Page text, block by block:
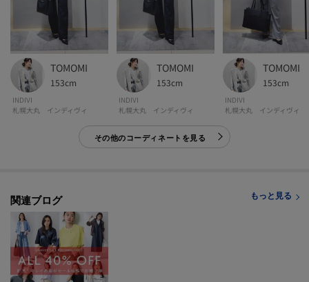
再入荷通知や、値下げ情報・在庫状況をメルマガにてお知らせ♪
マイページでお気に入り一覧をチェックでき、
自分だけのお買い物リストがつくれる♪
-・-・-・-・-・-・-・-・-・-・-・-・-・-・-・-・-・-・-・-・-・-
※照明の関係により、実際よりも色味が違って見える場合があります。また、
【生地詳細】
透け感：なし
伸縮性：ややあり
生地の厚み：普通
裏地：あり
TOMOMI
153cm
INDIVI
札幌大丸 インディヴィ
TOMOMI
153cm
INDIVI
札幌大丸 インディヴィ
TOMOMI
153cm
INDIVI
札幌大丸 インディヴィ
その他のコーディネートを見る
関連ブログ もっと見る